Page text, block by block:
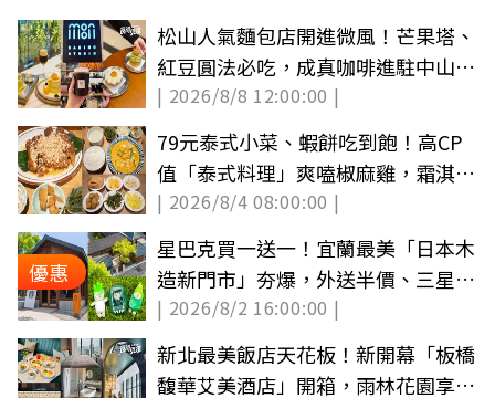
松山人氣麵包店開進微風！芒果塔、
紅豆圓法必吃，成真咖啡進駐中山買
一送一
| 2026/8/8 12:00:00 |
79元泰式小菜、蝦餅吃到飽！高CP
值「泰式料理」爽嗑椒麻雞，霜淇淋
無限吃
| 2026/8/4 08:00:00 |
優惠
星巴克買一送一！宜蘭最美「日本木
造新門市」夯爆，外送半價、三星蔥
小熊
| 2026/8/2 16:00:00 |
新北最美飯店天花板！新開幕「板橋
馥華艾美酒店」開箱，雨林花園享受